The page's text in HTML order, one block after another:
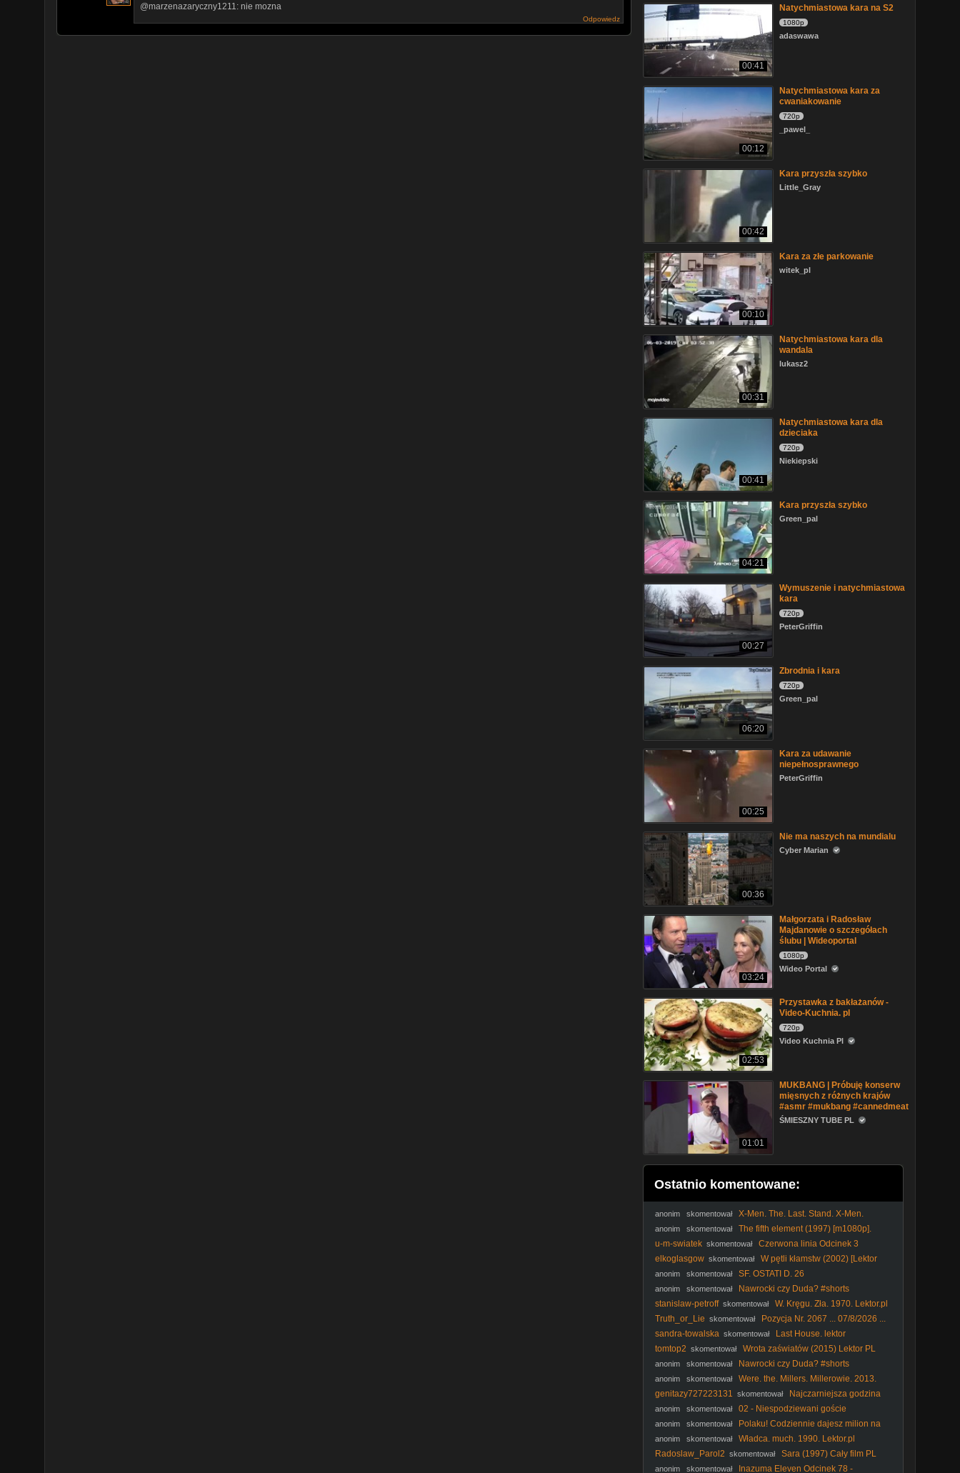
@marzenazaryczny1211: nie mozna
Odpowiedz
00:41
Natychmiastowa kara na S2
1080p
adaswawa
00:12
Natychmiastowa kara za
cwaniakowanie
720p
_pawel_
00:42
Kara przyszła szybko
Little_Gray
00:10
Kara za złe parkowanie
witek_pl
00:31
Natychmiastowa kara dla
wandala
lukasz2
00:41
Natychmiastowa kara dla
dzieciaka
720p
Niekiepski
04:21
Kara przyszła szybko
Green_pal
00:27
Wymuszenie i natychmiastowa
kara
720p
PeterGriffin
06:20
Zbrodnia i kara
720p
Green_pal
00:25
Kara za udawanie
niepełnosprawnego
PeterGriffin
00:36
Nie ma naszych na mundialu
Cyber Marian
03:24
Małgorzata i Radosław
Majdanowie o szczegółach
ślubu | Wideoportal
1080p
Wideo Portal
02:53
Przystawka z bakłażanów -
Video-Kuchnia. pl
720p
Video Kuchnia Pl
01:01
MUKBANG | Próbuję konserw
mięsnych z różnych krajów
#asmr #mukbang #cannedmeat
ŚMIESZNY TUBE PL
Ostatnio komentowane:
anonim skomentował
X-Men. The. Last. Stand. X-Men.
Ostatni. bastion. 2006. Lektor.pl
anonim skomentował
The fifth element (1997) [m1080p].
u-m-swiatek skomentował
Czerwona linia Odcinek 3
elkoglasgow skomentował
W pętli kłamstw (2002) [Lektor
PL] - Cypher
anonim skomentował SF. OSTATI D. 26
anonim skomentował
Nawrocki czy Duda? #shorts
stanislaw-petroff skomentował
W. Kręgu. Zła. 1970. Lektor.pl
Truth_or_Lie skomentował
Pozycja Nr. 2067 ... 07/8/2026 ...
sandra-towalska skomentował
Last House. lektor
tomtop2 skomentował Wrota zaświatów (2015) Lektor PL
anonim skomentował Nawrocki czy Duda? #shorts
anonim skomentował
Were. the. Millers. Millerowie. 2013.
Lektor.pl
genitazy727223131 skomentował
Najczarniejsza godzina
(2011) Lektor PL
anonim skomentował 02 - Niespodziewani goście
anonim skomentował
Polaku! Codziennie dajesz milion na
KUL #Lublin #KUL #podatki #pieniądze #kradzież
anonim skomentował
Władca. much. 1990. Lektor.pl
Radoslaw_Parol2 skomentował Sara (1997) Cały film PL
anonim skomentował Inazuma Eleven Odcinek 78 -